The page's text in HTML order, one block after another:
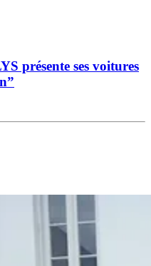
présente ses voitures